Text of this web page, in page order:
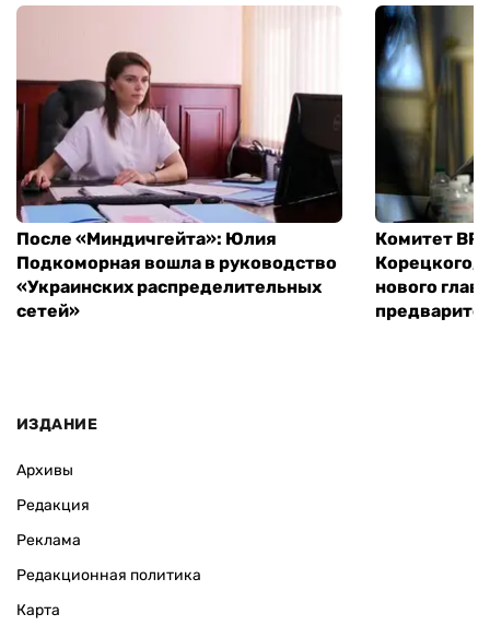
После «Миндичгейта»: Юлия
Подкоморная вошла в руководство
«Украинских распределительных
сетей»
Комитет ВР
Корецкого,
нового
ИЗДАНИЕ
Архивы
Редакция
Реклама
Редакционная политика
Карта